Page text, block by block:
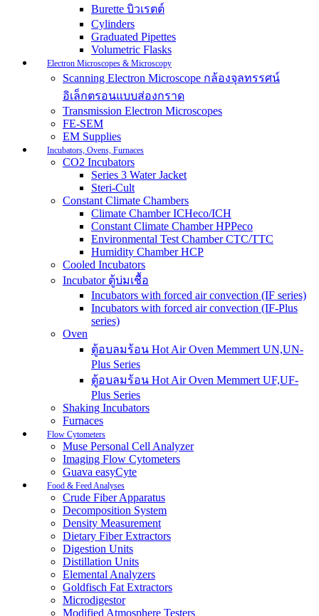
Burette บิวเรตต์
Cylinders
Graduated Pipettes
Volumetric Flasks
Electron Microscopes & Microscopy
Scanning Electron Microscope กล้องจุลทรรศน์
อิเล็กตรอนแบบส่องกราด
Transmission Electron Microscopes
FE-SEM
EM Supplies
Incubators, Ovens, Furnaces
CO2 Incubators
Series 3 Water Jacket
Steri-Cult
Constant Climate Chambers
Climate Chamber ICHeco/ICH
Constant Climate Chamber HPPeco
Environmental Test Chamber CTC/TTC
Humidity Chamber HCP
Cooled Incubators
Incubator ตู้บ่มเชื้อ
Incubators with forced air convection (IF series)
Incubators with forced air convection (IF-Plus
series)
Oven
ตู้อบลมร้อน Hot Air Oven Memmert UN,UN-
Plus Series
ตู้อบลมร้อน Hot Air Oven Memmert UF,UF-
Plus Series
Shaking Incubators
Furnaces
Flow Cytometers
Muse Personal Cell Analyzer
Imaging Flow Cytometers
Guava easyCyte
Food & Feed Analyses
Crude Fiber Apparatus
Decomposition System
Density Measurement
Dietary Fiber Extractors
Digestion Units
Distillation Units
Elemental Analyzers
Goldfisch Fat Extractors
Microdigestor
Modified Atmosphere Testers